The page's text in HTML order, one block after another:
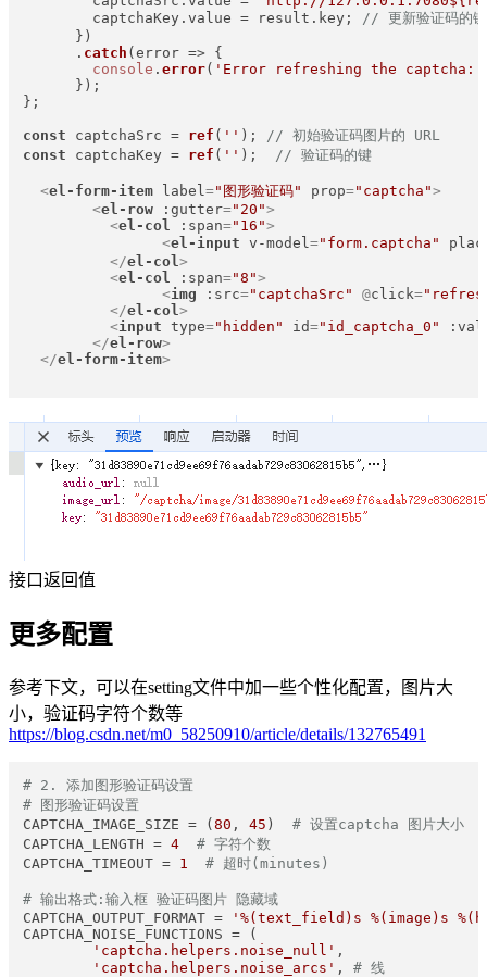
        captchaKey.
value = result. key ; // 更新验证码
      })
      .
catch ( error => {
console . error( 'Error refreshing the captcha:'
      });
};
const captchaSrc = ref ( '' ); // 初始验证码图片的 URL
const captchaKey = ref ( '' ); // 验证码的键
<el-form-item label="图形验证码" prop="captcha">
<el-row :gutter="20">
<el-col :span="16">
<el-input v-model="form.captcha"
</el-col>
<el-col :span="8">
<img :src="captchaSrc" @click=
</el-col>
<input type="hidden" id="id_captcha_0"
</el-row>
</el-form-item>
接口返回值
更多配置
参考下文，可以在setting文件中加一些个性化配置，图片大
小，验证码字符个数等
https://blog.csdn.net/m0_58250910/article/details/132765491
# 2. 添加图形验证码设置
# 图形验证码设置
CAPTCHA_IMAGE_SIZE = ( 80 , 45 ) # 设置captcha 图片大小
CAPTCHA_LENGTH = 4
# 字符个数
CAPTCHA_TIMEOUT = 1 # 超时(minutes)
# 输出格式:输入框 验证码图片 隐藏域
CAPTCHA_OUTPUT_FORMAT =
'%(text_field)s %(image)s
CAPTCHA_NOISE_FUNCTIONS = (
'captcha.helpers.noise_null' ,
'captcha.helpers.noise_arcs' , # 线